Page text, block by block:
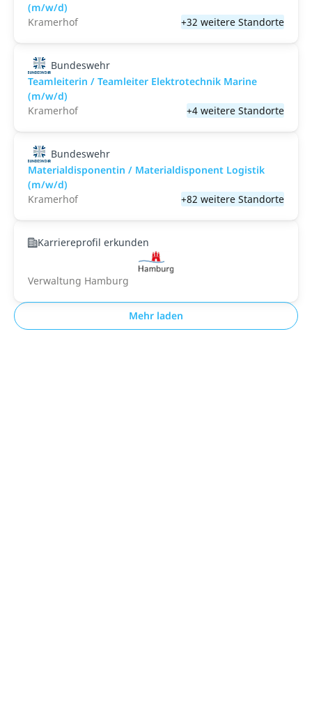
(m/w/d)
Kramerhof
+32 weitere Standorte
Bundeswehr
Teamleiterin / Teamleiter Elektrotechnik Marine
(m/w/d)
Kramerhof
+4 weitere Standorte
Bundeswehr
Materialdisponentin / Materialdisponent Logistik
(m/w/d)
Kramerhof
+82 weitere Standorte
Karriereprofil erkunden
Verwaltung Hamburg
Mehr laden